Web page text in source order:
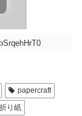
papercraft
り紙